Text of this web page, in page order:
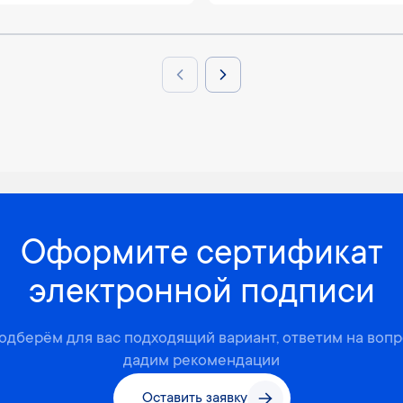
Previous slide
Next slide
Оформите сертификат
электронной подписи
для вас подходящий вариант, ответим на
дадим рекомендации
Оставить заявку